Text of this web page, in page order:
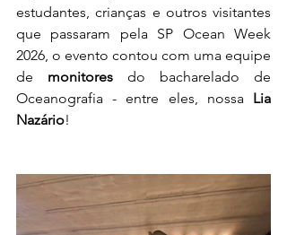
estudantes, crianças e outros visitantes
que passaram pela SP Ocean Week
2026, o evento contou com uma equipe
de monitores do bacharelado de
Oceanografia - entre eles, nossa Lia
Nazário!